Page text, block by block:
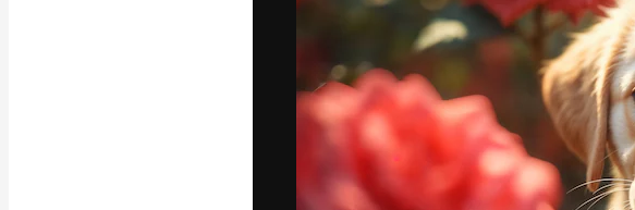
Видеошаблоны
Шрифты
Креативная платформа для
ваших лучших работ. Более 1
подписчиков среди креаторов,
предприятий, агентств и студий.
Pусский